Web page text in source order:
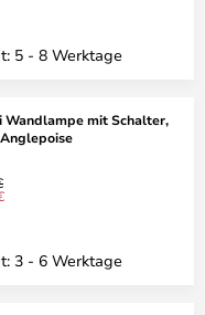
5 - 8 Werktage
Wandlampe mit Schalter,
3 - 6 Werktage